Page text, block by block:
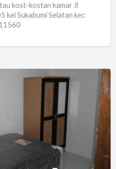
kost-kostan kamar Jl
Sukabumi Selatan kec